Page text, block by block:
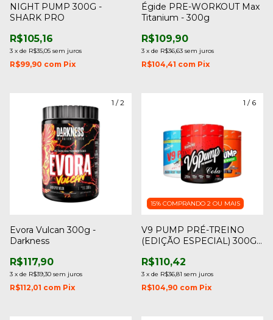
NIGHT PUMP 300G -
SHARK PRO
R$105,16
3 x de R$35,05 sem juros
R$99,90 com Pix
Égide PRE-WORKOUT Max
Titanium - 300g
R$109,90
3 x de R$36,63 sem juros
R$104,41 com Pix
1 /2
Evora Vulcan 300g -
Darkness
R$117,90
3 x de R$39,30 sem juros
R$112,01 com Pix
1 / 6
15% COMPRANDO 2 OU MAIS
V9 PUMP PRÉ-TREINO
(EDIÇÃO ESPECIAL) 300G -
R$110,42
3 x de R$36,81 sem juros
R$104,90 com Pix